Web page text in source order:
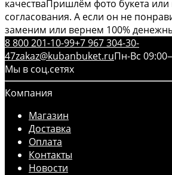
качестваПришлём фото букета или
согласования. А если он не
заменим или вернем 100%
8 800 201-10-99+7 967 304-30-
47zakaz@kubanbuket.ruПн-Вс
Мы в соц.сетях
Компания
Магазин
Доставка
Оплата
Контакты
Новости